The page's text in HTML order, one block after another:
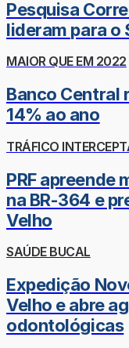
Pesquisa
lideram para o
MAIOR QUE EM 2022
Banco Central
14% ao ano
TRÁFICO
PRF apreende
na BR-364 e
Velho
SAÚDE BUCAL
Expedição
Velho e abre
odontológicas